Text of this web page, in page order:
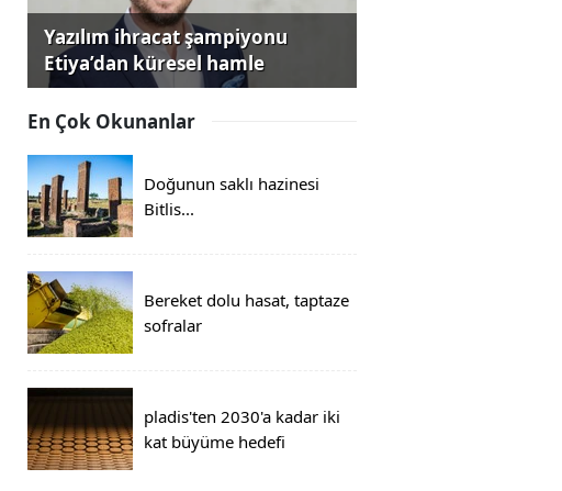
Yazılım ihracat şampiyonu
Etiya’dan küresel hamle
En Çok Okunanlar
Doğunun saklı hazinesi
Bitlis...
Bereket dolu hasat, taptaze
sofralar
pladis'ten 2030'a kadar iki
kat büyüme hedefi